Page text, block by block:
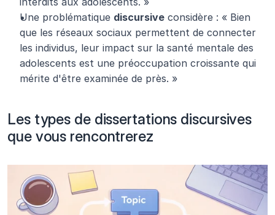
Une problématique discursive considère : « Bien
que les réseaux sociaux permettent de connecter
les individus, leur impact sur la santé mentale des
adolescents est une préoccupation croissante qui
mérite d'être examinée de près. »
Les types de dissertations discursives
que vous rencontrerez